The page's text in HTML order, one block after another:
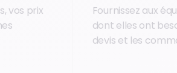
vos prix
Fournissez aux
dont elles ont
devis et les